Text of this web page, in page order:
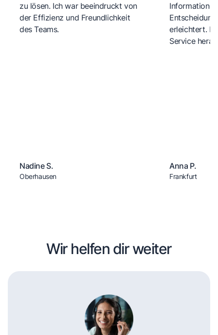
zu lösen. Ich war beeindruckt von
der Effizienz und Freundlichkeit
des Teams.
Nadine S.
Oberhausen
erleichtert.
Service
Anna P.
Frankfurt
Wir helfen dir weiter